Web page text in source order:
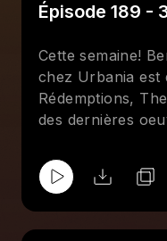
Épisode 189 -
Cette semaine!
chez Urbania est
Rédemptions,
des dernières